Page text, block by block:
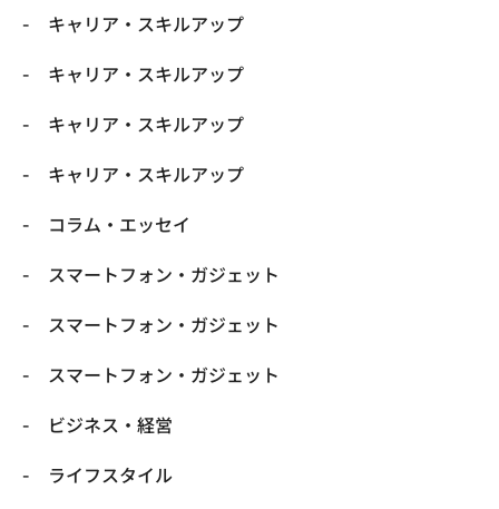
キャリア・スキルアップ
キャリア・スキルアップ
キャリア・スキルアップ
キャリア・スキルアップ
コラム・エッセイ
スマートフォン・ガジェット
スマートフォン・ガジェット
スマートフォン・ガジェット
ビジネス・経営
ライフスタイル